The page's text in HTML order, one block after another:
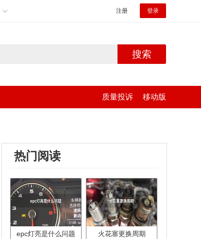
注册 登录
搜索
质量投诉 移动版
热门阅读
epc灯亮是什么问题 火花塞更换周期